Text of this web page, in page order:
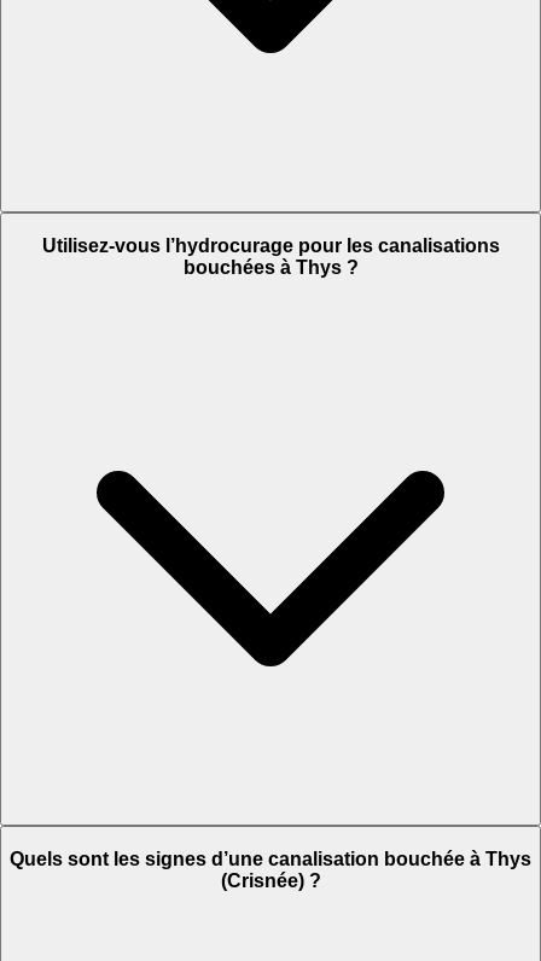
Utilisez-vous l’hydrocurage pour les canalisations
bouchées à Thys ?
Quels sont les signes d’une canalisation bouchée à Thys
(Crisnée) ?